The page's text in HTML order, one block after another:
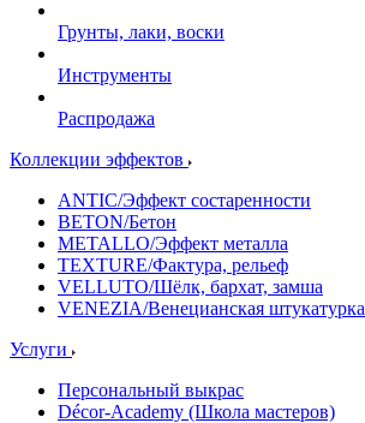
Грунты, лаки, воски
Инструменты
Распродажа
Коллекции эффектов
ANTIC/Эффект состаренности
BETON/Бетон
METALLO/Эффект металла
TEXTURE/Фактура, рельеф
VELLUTO/Шёлк, бархат, замша
VENEZIA/Венецианская штукатурка
Услуги
Персональный выкрас
Décor-Academy (Школа мастеров)